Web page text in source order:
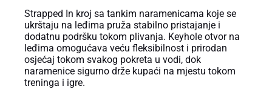
Strapped In kroj sa tankim naramenicama koje se
ukrštaju na leđima pruža stabilno pristajanje i
dodatnu podršku tokom plivanja. Keyhole otvor na
leđima omogućava veću fleksibilnost i prirodan
osjećaj tokom svakog pokreta u vodi, dok
naramenice sigurno drže kupaći na mjestu tokom
treninga i igre.